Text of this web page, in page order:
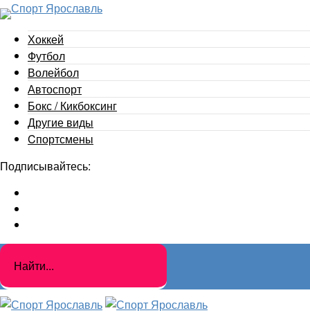
Хоккей
Футбол
Волейбол
Автоспорт
Бокс / Кикбоксинг
Другие виды
Cпортсмены
Подписывайтесь: